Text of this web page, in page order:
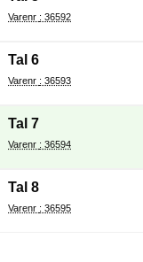
Varenr : 36592
Tal 6
Varenr : 36593
Tal 7
Varenr : 36594
Tal 8
Varenr : 36595